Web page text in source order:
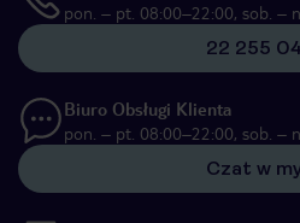
pon. – pt. 08:00–22:00, sob. –
22 255
Biuro Obsługi Klienta
pon. – pt. 08:00–22:00, sob. –
Czat w